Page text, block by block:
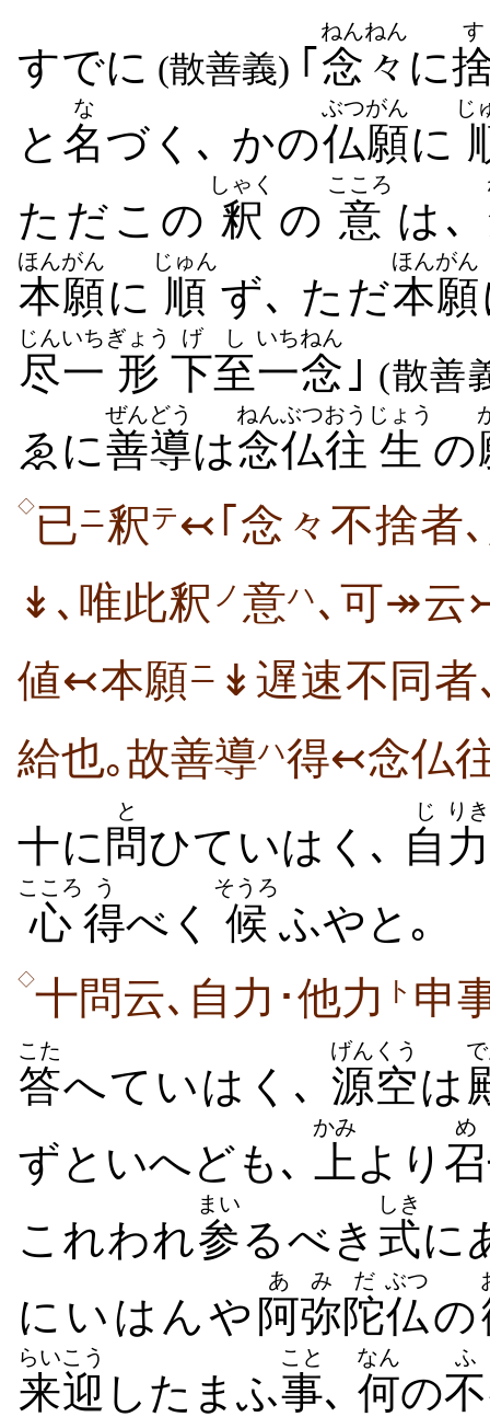
すでに (散善義) ｢ 念々
ねんねん
に
す
と 名
な
づく､ かの仏願
ぶつがん
に
じ
ただこの 釈
しゃく
の 意
こころ
は､
本願
ほんがん
に 順
じゅん
ず､ ただ本願
ほんがん
尽
じん
一
いち
形
ぎょう
下至
げし
一念
いちねん
｣ (散善
ゑに善導
ぜんどう
は念仏
ねんぶつ
往
おう
生
じょう
の
◇已ニ釈テ↢｢念々不捨者
↡､唯此釈 ノ 意ハ､可↠云
値↢本願ニ ↡遅速不同
給也｡故善導ハ得↢念仏
十に 問
と
ひていはく､ 自
じ
力
りき
心
こころ
得
う
べく 候
そうろ
ふやと｡
◇十問云､自力･他力 ト 申
答
こた
へていはく､ 源空
げんくう
は
ずといへども､ 上
かみ
より 召
め
これわれ参
まい
るべき 式
しき
に
にいはんや 阿
あ
弥陀
みだ
仏
ぶつ
の
来迎
らいこう
したまふ事
こと
､ 何
なん
の不
ふ